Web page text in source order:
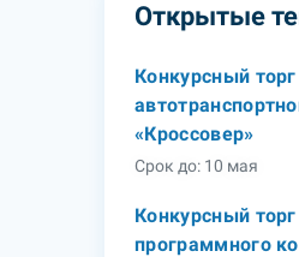
Открытые
Конкурсный
«Кроссовер»
Срок до: 10 мая
Конкурсный
программного